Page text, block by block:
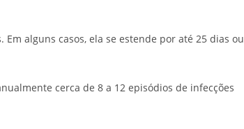
alguns casos, ela se estende por até 25 dias ou
cerca de 8 a 12 episódios de infecções